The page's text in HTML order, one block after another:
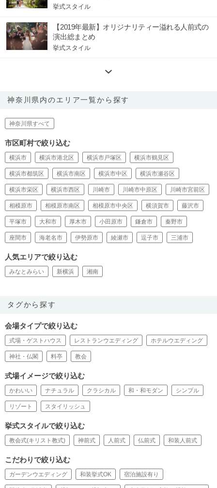
挙式スタイル
【2019年最新】オリジナリティー溢れる人前式の
演出総まとめ
挙式スタイル
神奈川県内のエリア一覧から探す
神奈川県すべて
市区町村で絞り込む
横浜市 横浜市港北区 横浜市戸塚区 横浜市鶴見区
横浜市都筑区 横浜市南区 横浜市中区 横浜市瀬谷区
横浜市栄区 横浜市西区 川崎市 川崎市中原区 川崎市宮前区
相模原市 相模原市南区 相模原市中央区 横須賀市 藤沢市
平塚市 大和市 厚木市 小田原市 鎌倉市 秦野市
座間市 海老名市 伊勢原市 綾瀬市 逗子市 三浦市
人気エリアで絞り込む
みなとみらい 新横浜 湘南
タグから探す
会場タイプで絞り込む
式場・ゲストハウス レストランウエディング ホテルウエディング
神社・仏閣 料亭 教会
式場イメージで絞り込む
かわいい ナチュラル クラシカル 和・和モダン シンプル
リゾート スタイリッシュ
挙式スタイルで絞り込む
教会式(キリスト教式) 神前式 人前式 仏前式 和装人前式
こだわりで絞り込む
ガーデンウエディング 和装挙式OK 宿泊施設有り